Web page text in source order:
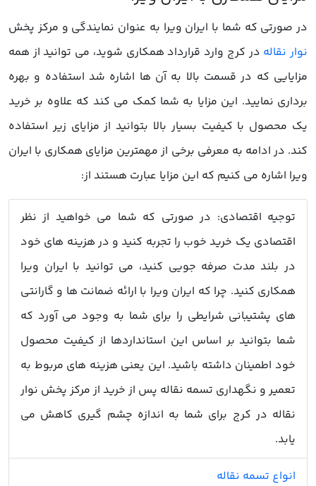
در صورتی که شما با ایران ویرا به عنوان نمایندگی و مرکز پخش
نوار نقاله در کرج وارد قرارداد همکاری شوید، می توانید از همه
مزایایی که در قسمت بالا به آن ها اشاره شد استفاده و بهره
برداری نمایید. این مزایا به شما کمک می کند که علاوه بر خرید
یک محصول با کیفیت بسیار بالا بتوانید از مزایای زیر استفاده
کند. در ادامه به معرفی برخی از مهمترین مزایای همکاری با ایران
ویرا اشاره می کنیم که این مزایا عبارت هستند از:
توجیه اقتصادی: در صورتی که شما می خواهید از نظر
اقتصادی یک خرید خوب را تجربه کنید و در هزینه های خود
در بلند مدت صرفه جویی کنید، می توانید با ایران ویرا
همکاری کنید. چرا که ایران ویرا با ارائه ضمانت ها و گارانتی
های پشتیبانی شرایطی را برای شما به وجود می آورد که
شما بتوانید بر اساس این استانداردها از کیفیت محصول
خود اطمینان داشته باشید. این یعنی هزینه های مربوط به
تعمیر و نگهداری تسمه نقاله پس از خرید از مرکز پخش نوار
نقاله در کرج برای شما به اندازه چشم گیری کاهش می
یابد.
انواع تسمه نقاله